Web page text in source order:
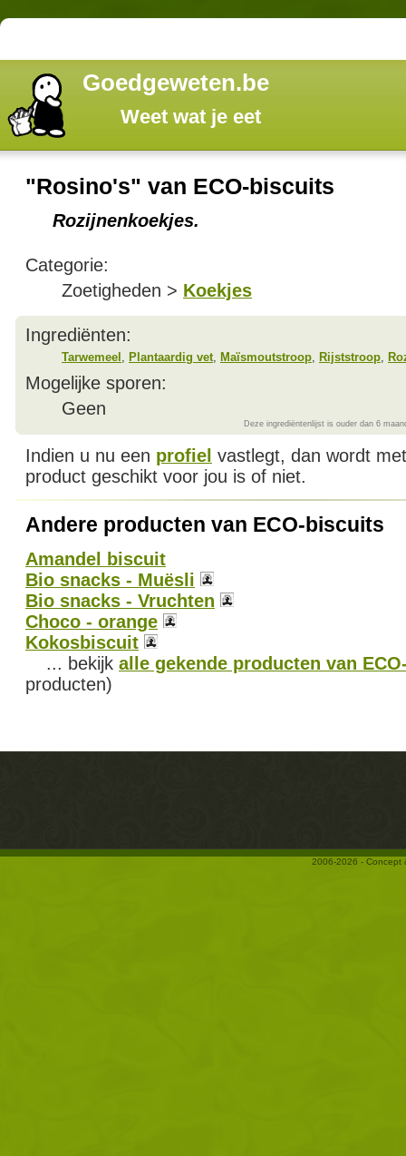
Goedgeweten.be
Weet wat je eet
"Rosino's" van ECO-biscuits
Rozijnenkoekjes.
Categorie:
Zoetigheden > Koekjes
Ingrediënten:
Tarwemeel Plantaardig vet Maïsmoutstroop Rijststroop
Mogelijke sporen:
Geen
Deze ingrediëntenlijst is ouder dan 6
Indien u nu een profiel vastlegt, dan wordt
product geschikt voor jou is of niet.
Andere producten van ECO-biscuits
Amandel biscuit
Bio snacks - Muësli
Bio snacks - Vruchten
Choco - orange
Kokosbiscuit
... bekijk alle gekende producten van
producten)
2006-2026 - Concept